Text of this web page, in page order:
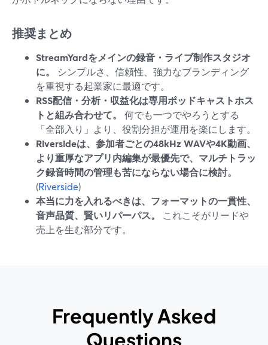
推奨まとめ
StreamYardをメインの録音・ライブ制作スタジオ
に。
シンプルさ、信頼性、強力なブランディング
を重視する起業家に最適です。
RSS配信・分析・収益化は専用ポッドキャストホス
トと組み合わせて。
何でも一つでやろうとする
「全部入り」より、役割分担が運用を楽にします。
Riversideは、参加者ごとの48kHz WAVや4K動画、
より重厚なアプリ内編集が最優先で、マルチトラッ
ク録音時間の管理も苦にならない場合に検討。
(Riverside)
本当に力を入れるべきは、フォーマットの一貫性、
音声品質、賢いリパーパス。
これこそがリードや
売上を生む部分です。
Frequently Asked
Questions